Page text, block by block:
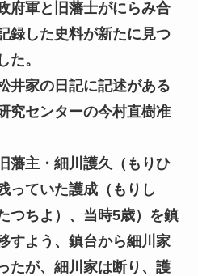
府軍と旧藩士がにらみ合
録した史料が新たに見つ
た。
井家の日記に記述がある
究センターの今村直樹准
藩主・細川護久（もりひ
っていた護成（もりし
つちよ）、当時5歳）を鎮
すよう、鎮台から細川家
たが、細川家は断り、護